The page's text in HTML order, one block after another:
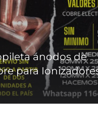
ánodos de
para